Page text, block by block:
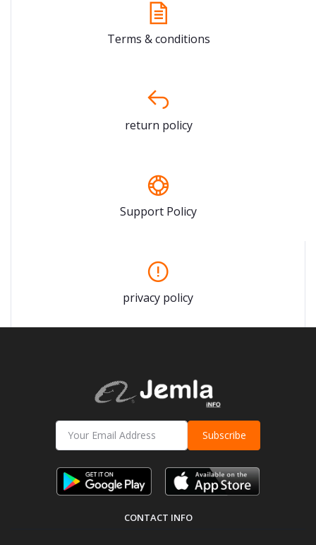
Terms & conditions
return policy
Support Policy
privacy policy
Subscribe
CONTACT INFO